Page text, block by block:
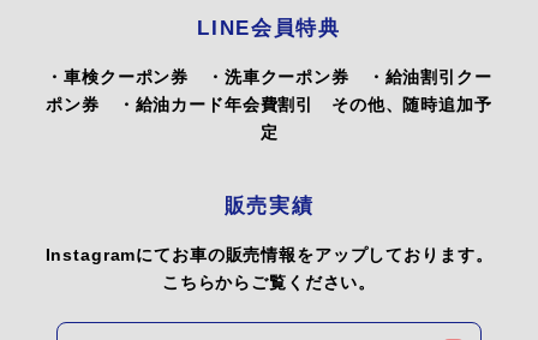
LINE会員特典
・車検クーポン券 ・洗車クーポン券 ・給油割引クー
ポン券 ・給油カード年会費割引 その他、随時追加予
定
販売実績
Instagramにてお車の販売情報をアップしております。
こちらからご覧ください。